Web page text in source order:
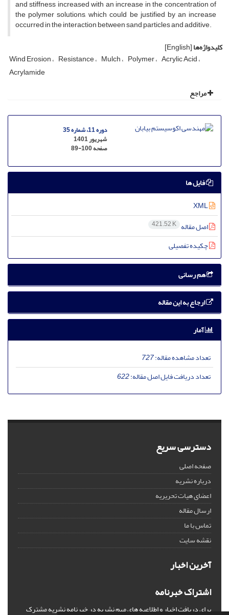
and stiffness increased with an increase in the concentration of
the polymer solutions, which could be justified by an increase
occurred in the interaction between sand particles and additive.
کلیدواژه‌ها[English]
Wind Erosion Resistance Mulch Polymer Acrylic Acid
Acrylamide
مراجع
دوره 11، شماره 35
شهریور 1401
صفحه89-100
فایل ها
اصل مقاله 421.52 K
چکیده تفصیلی
هم رسانی
ارجاع به این مقاله
آمار
تعداد مشاهده مقاله:727
تعداد دریافت فایل اصل مقاله:622
دسترسی سریع
صفحه اصلی
درباره نشریه
اعضای هیات تحریریه
ارسال مقاله
تماس با ما
نقشه سایت
آخرین اخبار
اشتراک خبرنامه
برای دریافت اخبار و اطلاعیه های مهم نشریه در خبرنامه نشریه مشترک